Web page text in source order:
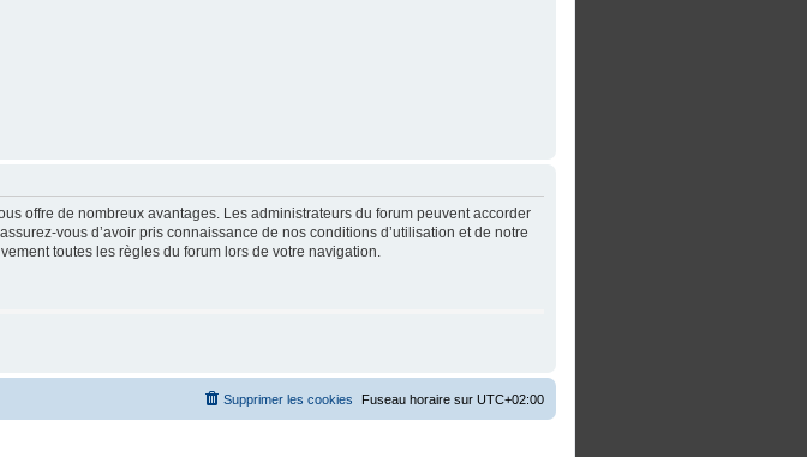
offre de nombreux avantages. Les administrateurs du forum peuvent accorder
vous d’avoir pris connaissance de nos conditions d’utilisation et de notre
toutes les règles du forum lors de votre navigation.
Fuseau horaire sur UTC+02:00
Supprimer les cookies